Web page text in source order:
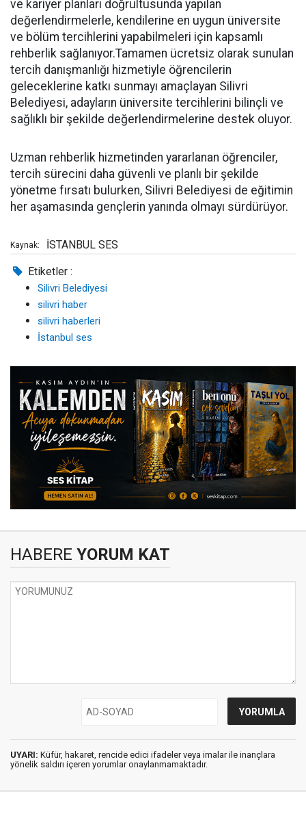
ve kariyer planları doğrultusunda yapılan
değerlendirmelerle, kendilerine en uygun üniversite
ve bölüm tercihlerini yapabilmeleri için kapsamlı
rehberlik sağlanıyor.Tamamen ücretsiz olarak sunulan
tercih danışmanlığı hizmetiyle öğrencilerin
geleceklerine katkı sunmayı amaçlayan Silivri
Belediyesi, adayların üniversite tercihlerini bilinçli ve
sağlıklı bir şekilde değerlendirmelerine destek oluyor.
Uzman rehberlik hizmetinden yararlanan öğrenciler,
tercih sürecini daha güvenli ve planlı bir şekilde
yönetme fırsatı bulurken, Silivri Belediyesi de eğitimin
her aşamasında gençlerin yanında olmayı sürdürüyor.
Kaynak: İSTANBUL SES
Etiketler :
Silivri Belediyesi
silivri haber
silivri haberleri
İstanbul ses
HABERE YORUM KAT
UYARI: Küfür, hakaret, rencide edici ifadeler veya imalar ile inançlara
yönelik saldırı içeren yorumlar onaylanmamaktadır.